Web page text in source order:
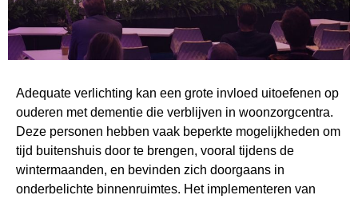
Adequate verlichting kan een grote invloed uitoefenen op
ouderen met dementie die verblijven in woonzorgcentra.
Deze personen hebben vaak beperkte mogelijkheden om
tijd buitenshuis door te brengen, vooral tijdens de
wintermaanden, en bevinden zich doorgaans in
onderbelichte binnenruimtes. Het implementeren van